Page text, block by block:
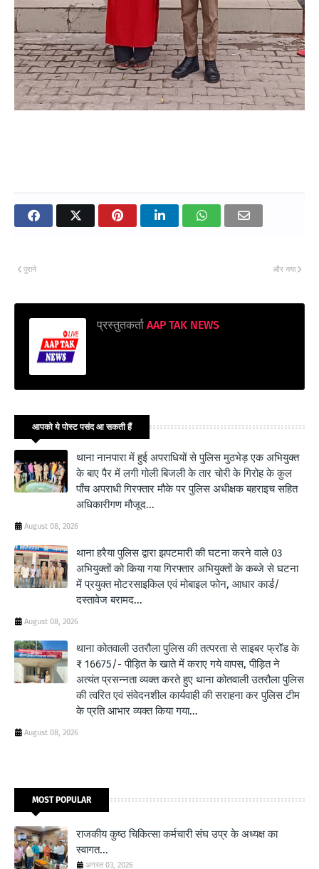
और नया
पुराने
प्रस्तुतकर्ता AAP TAK NEWS
आपको ये पोस्ट पसंद आ सकती हैं
थाना नानपारा में हुई अपराधियों से पुलिस मुठभेड़ एक अभियुक्त
के बाए पैर में लगी गोली बिजली के तार चोरी के गिरोह के कुल
पाँच अपराधी गिरफ्तार मौके पर पुलिस अधीक्षक बहराइच सहित
अधिकारीगण मौजूद...
August 08, 2026
थाना हरैया पुलिस द्वारा झपटमारी की घटना करने वाले 03
अभियुक्तों को किया गया गिरफ्तार अभियुक्तों के कब्जे से घटना
में प्रयुक्त मोटरसाइकिल एवं मोबाइल फोन, आधार कार्ड/
दस्तावेज बरामद...
August 08, 2026
थाना कोतवाली उतरौला पुलिस की तत्परता से साइबर फ्रॉड के
₹ 16675/- पीड़ित के खाते में कराए गये वापस, पीड़ित ने
अत्यंत प्रसन्नता व्यक्त करते हुए थाना कोतवाली उतरौला पुलिस
की त्वरित एवं संवेदनशील कार्यवाही की सराहना कर पुलिस टीम
के प्रति आभार व्यक्त किया गया...
August 08, 2026
MOST POPULAR
राजकीय कुष्ठ चिकित्सा कर्मचारी संघ उप्र के अध्यक्ष का
स्वागत...
अगस्त 03, 2026